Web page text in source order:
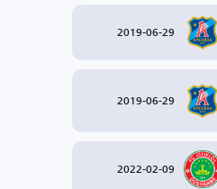
2019-06-29
2019-06-29
2022-02-09